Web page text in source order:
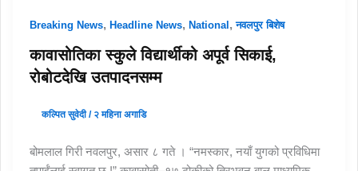
Breaking News,Headline News,National ,नवलपुर बिशेष
कावासोतिका स्कुले विद्यार्थीको अपूर्व सिकाई,
रोबोटदेखि उतपादनसम्म
कल्पित सुवेदी/ २ महिना अगाडि
बोमलाल गिरी नवलपुर, असार ८ गते । “नमस्कार, नयाँ युगको प्रविधिमा